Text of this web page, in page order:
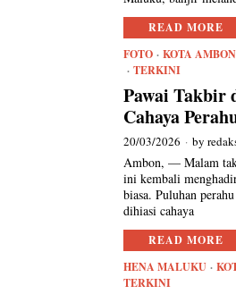
READ MORE
FOTO · KOTA AMBON
· TERKINI
Pawai Takbir
Cahaya
20/03/2026 by
Ambon, — Malam
ini kembali
biasa. Puluhan
dihiasi cahaya
READ MORE
HENA MALUKU ·
TERKINI